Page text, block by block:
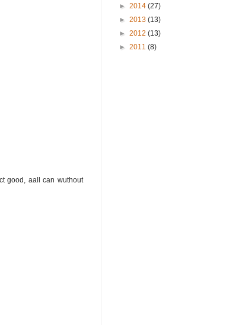
good, aall can wuthout
► 2014 (27)
► 2013 (13)
► 2012 (13)
► 2011 (8)